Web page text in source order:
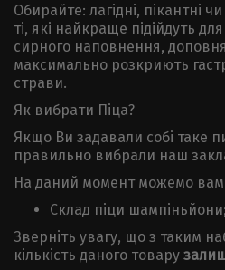
Обирайте: лагідні, пікантні
ті, які найкраще підійдуть
сирного наповнення,
максимально розкриють
страви.
Як вибрати Піца?
Якщо Ви задавали собі таке
правильно вибрали наш
На даний момент можемо
Склад піци шампіньйони;
Зверніть увагу, що з таким
кількість даного товару